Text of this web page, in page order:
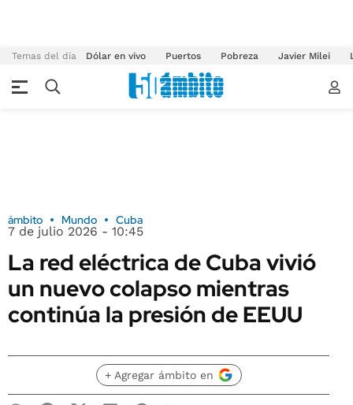
Temas del día Dólar en vivo Puertos Pobreza Javier Milei
ámbito Mundo Cuba
7 de julio 2026 - 10:45
La red eléctrica de Cuba vivió
un nuevo colapso mientras
continúa la presión de EEUU
+ Agregar ámbito en